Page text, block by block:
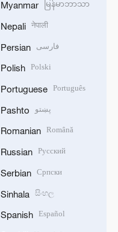
Myanmar မြန်မာဘာသာ
Nepali नेपाली
Persian فارسی
Polish Polski
Portuguese Português
Pashto پښتو
Romanian Română
Russian Русский
Serbian Српски
Sinhala සිංහල
Spanish Español